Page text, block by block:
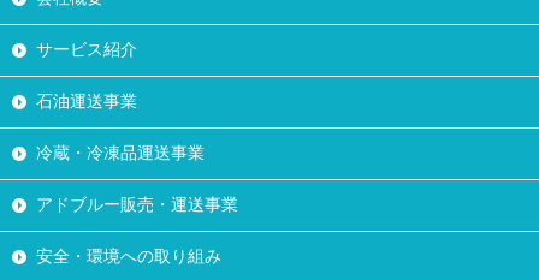
サービス紹介
石油運送事業
冷蔵・冷凍品運送事業
アドブルー販売・運送事業
安全・環境への取り組み